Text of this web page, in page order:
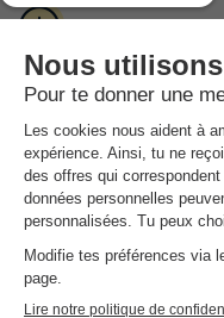
Animations en
Entre Cannes et
Le camping La Paoute
non loin de la ville de
Grasse. Pour vous
piscine extérieure. La
Du côté des activités, le